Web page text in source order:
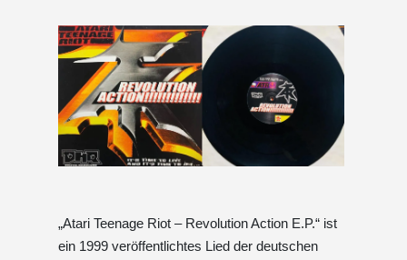
„Atari Teenage Riot – Revolution Action E.P.“ ist
ein 1999 veröffentlichtes Lied der deutschen